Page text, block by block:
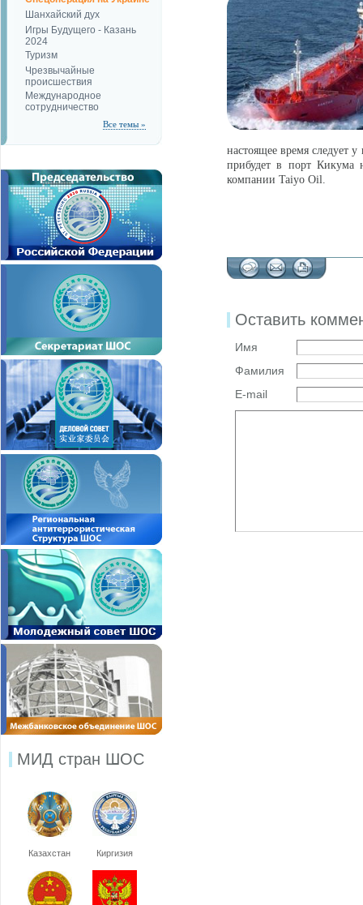
Шанхайский дух
Игры Будущего - Казань
2024
Туризм
Чрезвычайные
происшествия
Международное
сотрудничество
Все темы »
МИД стран ШОС
Казахстан Киргизия
настоящее время следует
прибудет в порт Кикума
компании Taiyo Oil.
Оставить
Имя
Фамилия
E-mail